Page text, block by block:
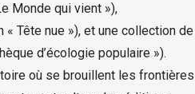
Monde qui vient »),
Tête nue »), et une collection de
d’écologie populaire »).
où se brouillent les frontières